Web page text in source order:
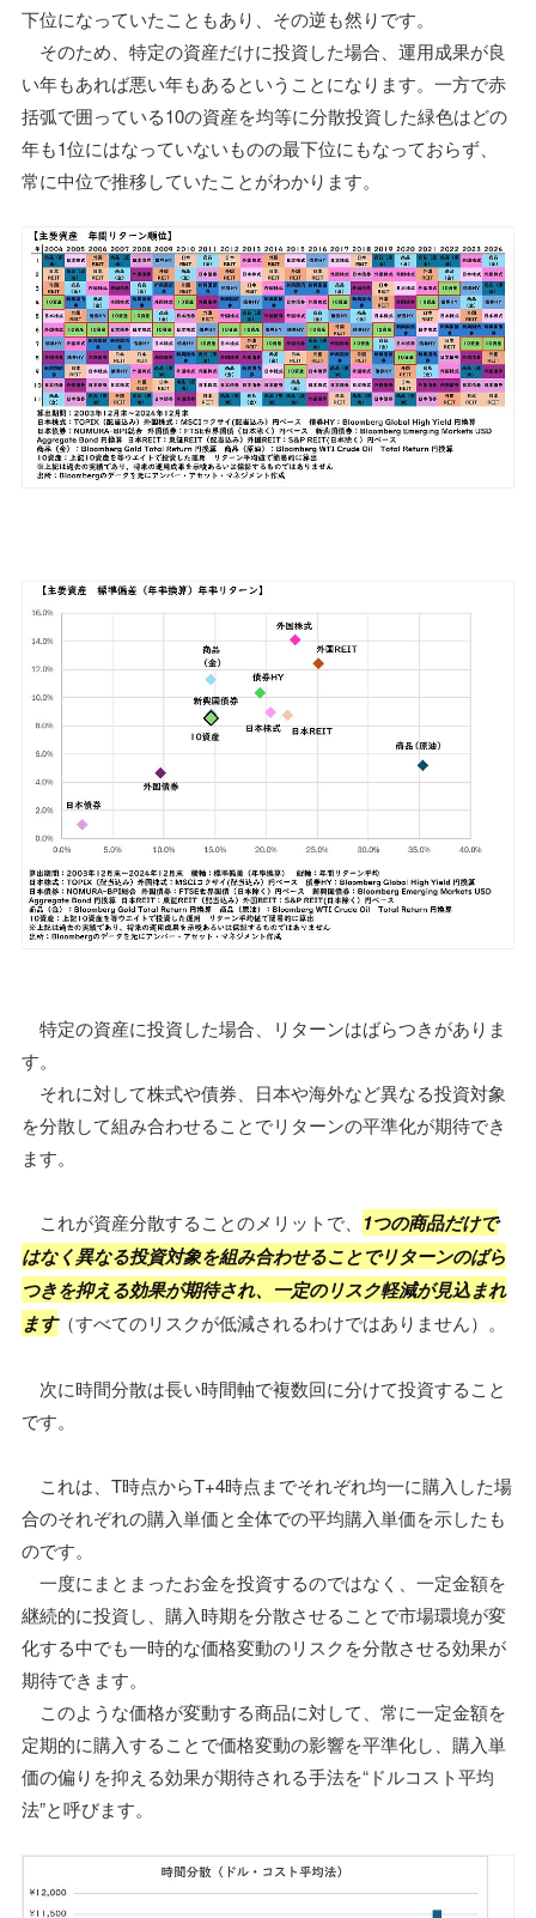
下位になっていたこともあり、その逆も然りです。
そのため、特定の資産だけに投資した場合、運用成果が良
い年もあれば悪い年もあるということになります。一方で赤
括弧で囲っている10の資産を均等に分散投資した緑色はどの
年も1位にはなっていないものの最下位にもなっておらず、
常に中位で推移していたことがわかります。
特定の資産に投資した場合、リターンはばらつきがありま
す。
それに対して株式や債券、日本や海外など異なる投資対象
を分散して組み合わせることでリターンの平準化が期待でき
ます。
これが資産分散することのメリットで、 1つの商品だけで
はなく異なる投資対象を組み合わせることでリターンのばら
つきを抑える効果が期待され、一定のリスク軽減が見込まれ
ます（すべてのリスクが低減されるわけではありません）。
次に時間分散は長い時間軸で複数回に分けて投資すること
です。
これは、T時点からT+4時点までそれぞれ均一に購入した場
合のそれぞれの購入単価と全体での平均購入単価を示したも
のです。
一度にまとまったお金を投資するのではなく、一定金額を
継続的に投資し、購入時期を分散させることで市場環境が変
化する中でも一時的な価格変動のリスクを分散させる効果が
期待できます。
このような価格が変動する商品に対して、常に一定金額を
定期的に購入することで価格変動の影響を平準化し、購入単
価の偏りを抑える効果が期待される手法を“ドルコスト平均
法”と呼びます。